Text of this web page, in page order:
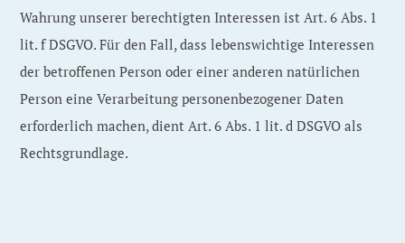
Wahrung unserer berechtigten Interessen ist Art. 6 Abs. 1
lit. f DSGVO. Für den Fall, dass lebenswichtige Interessen
der betroffenen Person oder einer anderen natürlichen
Person eine Verarbeitung personenbezogener Daten
erforderlich machen, dient Art. 6 Abs. 1 lit. d DSGVO als
Rechtsgrundlage.